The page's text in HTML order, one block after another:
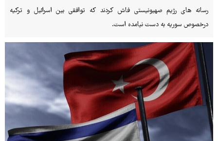
رسانه های رژیم صهیونیستی فاش کردند که توافقی بین اسرائیل و ترکیه
درخصوص سوریه به دست نیامده است.